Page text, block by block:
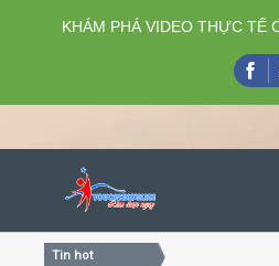
Tin hot
KHÁM PHÁ VIDEO THỰC TẾ